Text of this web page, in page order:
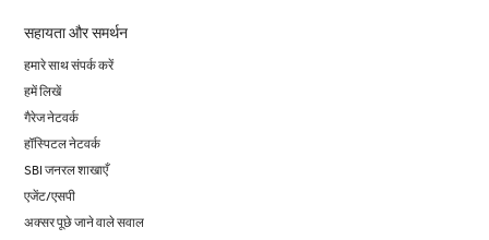
सहायता और समर्थन
हमारे साथ संपर्क करें
हमें लिखें
गैरेज नेटवर्क
हॉस्पिटल नेटवर्क
SBI जनरल शाखाएँ
एजेंट/एसपी
अक्सर पूछे जाने वाले सवाल